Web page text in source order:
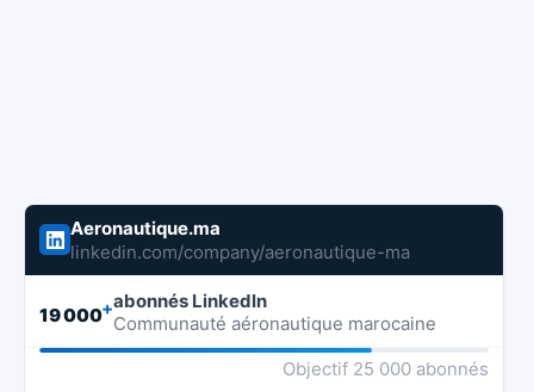
Aeronautique.ma
linkedin.com/company/aeronautique-ma
19 000+abonnés LinkedIn
Communauté aéronautique marocaine
Objectif 25 000 abonnés